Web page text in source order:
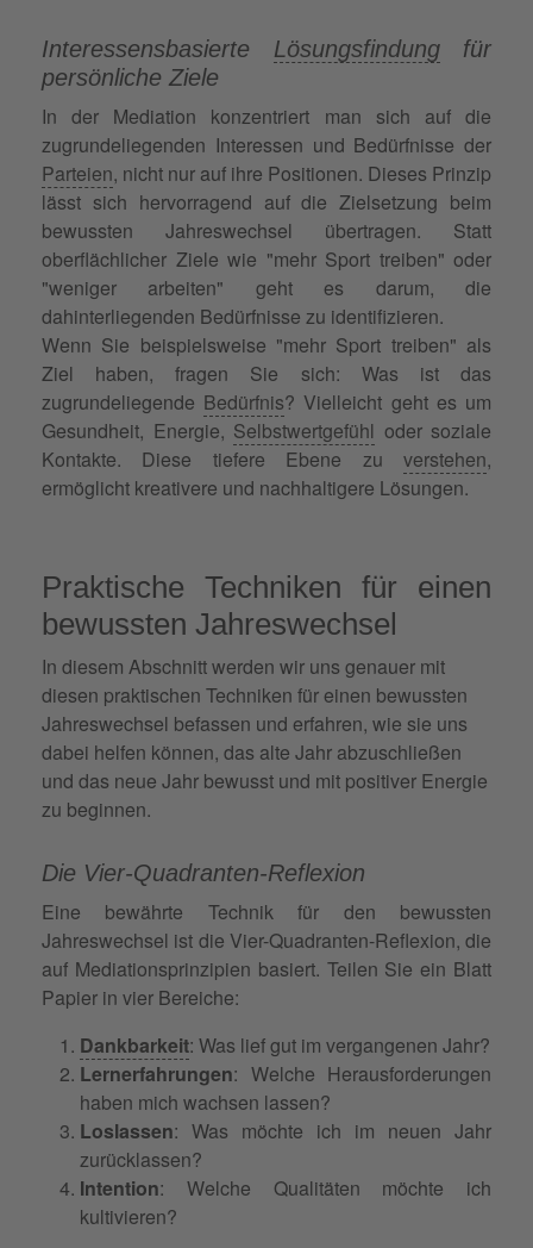
Interessensbasierte Lösungsfindungfür
persönliche Ziele
In der Mediation konzentriert man sich auf die
zugrundeliegenden Interessen und Bedürfnisse der
Parteien, nicht nur auf ihre Positionen. Dieses Prinzip
lässt sich hervorragend auf die Zielsetzung beim
bewussten Jahreswechsel übertragen. Statt
oberflächlicher Ziele wie "mehr Sport treiben" oder
"weniger arbeiten" geht es darum, die
dahinterliegenden Bedürfnisse zu identifizieren.
Wenn Sie beispielsweise "mehr Sport treiben" als
Ziel haben, fragen Sie sich: Was ist das
zugrundeliegende Bedürfnis? Vielleicht geht es um
Gesundheit, Energie, Selbstwertgefühl oder soziale
Kontakte. Diese tiefere Ebene zu verstehen,
ermöglicht kreativere und nachhaltigere Lösungen.
Praktische Techniken für einen
bewussten Jahreswechsel
In diesem Abschnitt werden wir uns genauer mit
diesen praktischen Techniken für einen bewussten
Jahreswechsel befassen und erfahren, wie sie uns
dabei helfen können, das alte Jahr abzuschließen
und das neue Jahr bewusst und mit positiver Energie
zu beginnen.
Die Vier-Quadranten-Reflexion
Eine bewährte Technik für den bewussten
Jahreswechsel ist die Vier-Quadranten-Reflexion, die
auf Mediationsprinzipien basiert. Teilen Sie ein Blatt
Papier in vier Bereiche:
Dankbarkeit: Was lief gut im vergangenen Jahr?
Lernerfahrungen: Welche Herausforderungen
haben mich wachsen lassen?
Loslassen: Was möchte ich im neuen Jahr
zurücklassen?
Intention: Welche Qualitäten möchte ich
kultivieren?